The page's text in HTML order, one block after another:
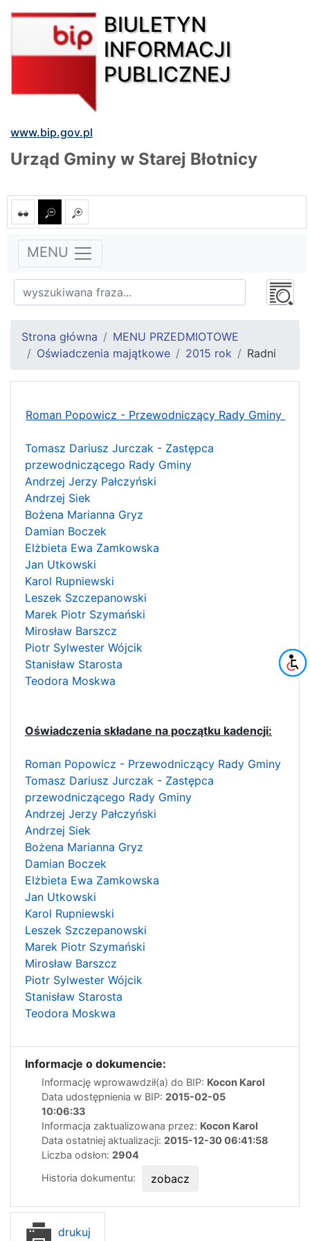
BIULETYN
INFORMACJI
PUBLICZNEJ
www.bip.gov.pl
Urząd Gminy w Starej Błotnicy
MENU
Strona główna
MENU PRZEDMIOTOWE
Oświadczenia majątkowe
2015 rok Radni
Roman Popowicz - Przewodniczący Rady Gminy
Tomasz Dariusz Jurczak - Zastępca
przewodniczącego Rady Gminy
Andrzej Jerzy Pałczyński
Andrzej Siek
Bożena Marianna Gryz
Damian Boczek
Elżbieta Ewa Zamkowska
Jan Utkowski
Karol Rupniewski
Leszek Szczepanowski
Marek Piotr Szymański
Mirosław Barszcz
Piotr Sylwester Wójcik
Stanisław Starosta
Teodora Moskwa
Oświadczenia składane na początku kadencji:
Roman Popowicz - Przewodniczący Rady Gminy
Tomasz Dariusz Jurczak - Zastępca
przewodniczącego Rady Gminy
Andrzej Jerzy Pałczyński
Andrzej Siek
Bożena Marianna Gryz
Damian Boczek
Elżbieta Ewa Zamkowska
Jan Utkowski
Karol Rupniewski
Leszek Szczepanowski
Marek Piotr Szymański
Mirosław Barszcz
Piotr Sylwester Wójcik
Stanisław Starosta
Teodora Moskwa
Informacje o dokumencie:
Informację wprowawdził(a) do BIP: Kocon Karol
Data udostępnienia w BIP: 2015-02-05
10:06:33
Informacja zaktualizowana przez: Kocon Karol
Data ostatniej aktualizacji: 2015-12-30 06:41:58
Liczba odsłon: 2904
Historia dokumentu:
zobacz
drukuj